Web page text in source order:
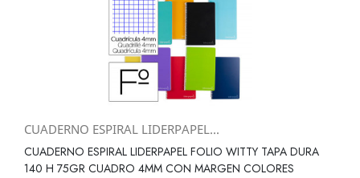
CUADERNO ESPIRAL LIDERPAPEL...
CUADERNO ESPIRAL LIDERPAPEL FOLIO WITTY TAPA DURA
140 H 75GR CUADRO 4MM CON MARGEN COLORES